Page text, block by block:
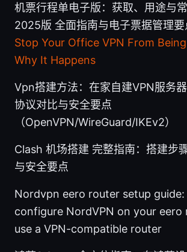
机票行程单电子版：获取、用途与
2025版 全面指南与电子票据管理要
Stop Your Office VPN From
Why It Happens
Vpn搭建方法：在家自建VPN服务器
协议对比与安全要点
（OpenVPN/WireGuard/IKEv2）
Clash 机场搭建 完整指南：搭建步
与安全要点
Nordvpn eero router setup
configure NordVPN on your eero
use a VPN-compatible router